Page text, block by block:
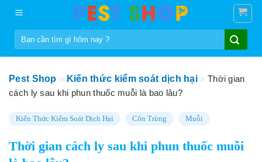
content
Tìm
kiếm:
Pest Shop » Kiến thức kiểm soát dịch hại » Thời gian
cách ly sau khi phun thuốc muỗi là bao lâu?
Kiến Thức Kiểm Soát Dịch Hại Côn Trùng Muỗi
Thời gian cách ly sau khi phun thuốc muỗi